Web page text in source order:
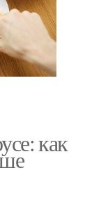
как